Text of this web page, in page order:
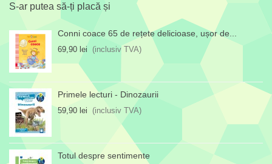
S-ar putea să-ți placă și
Conni coace 65 de rețete delicioase, ușor de...
69,90 lei (inclusiv TVA)
Primele lecturi - Dinozaurii
59,90 lei (inclusiv TVA)
Totul despre sentimente